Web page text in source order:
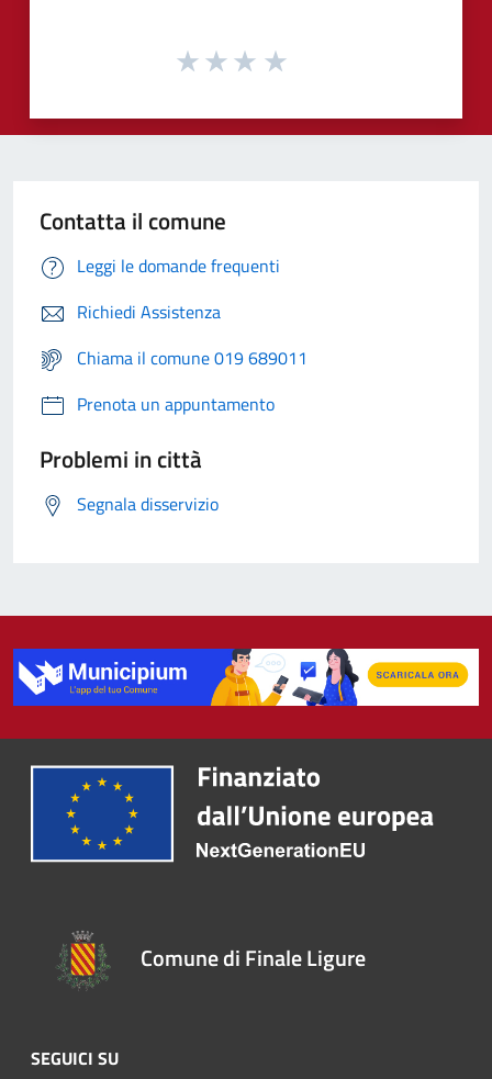
Contatta il comune
Leggi le domande frequenti
Richiedi Assistenza
Chiama il comune 019 689011
Prenota un appuntamento
Problemi in città
Segnala disservizio
Comune di Finale Ligure
SEGUICI SU